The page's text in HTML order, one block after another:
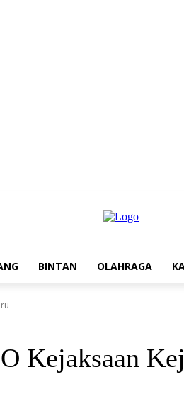
BINTAN OLAHRAGA
Kejaksaan